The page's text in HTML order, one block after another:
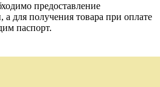
предоставление
а для получения товара при оплате
паспорт.